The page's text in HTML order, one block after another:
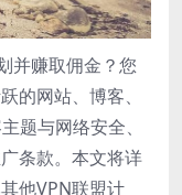
并赚取佣金？您
的网站、博客、
题与网络安全、
条款。本文将详
他VPN联盟计